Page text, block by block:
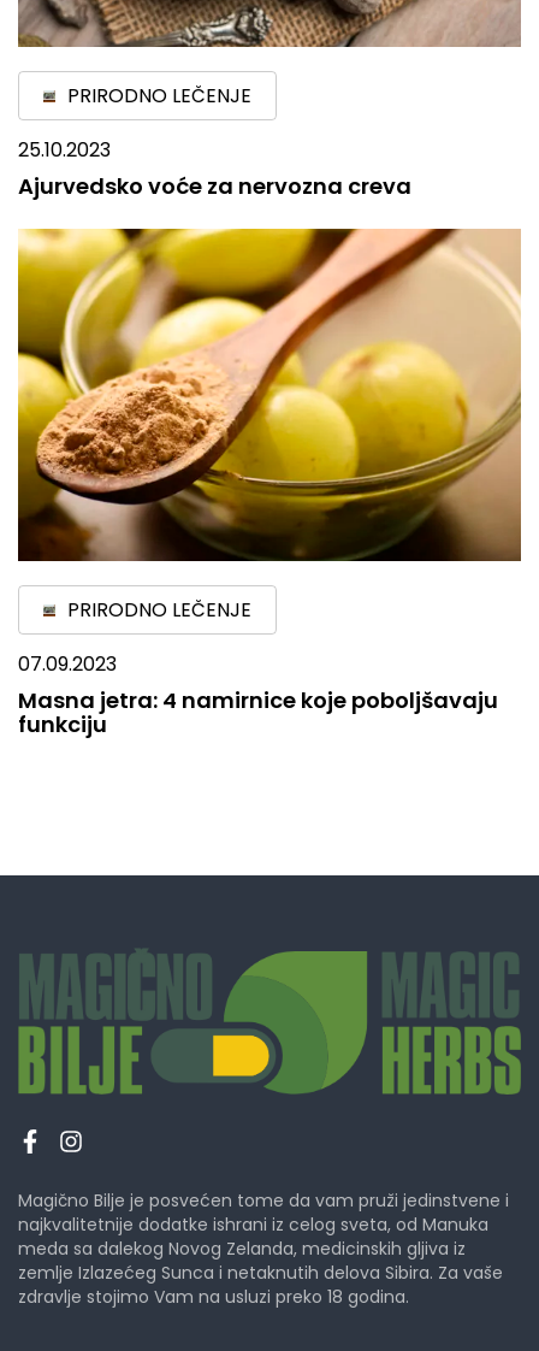
PRIRODNO LEČENJE
25.10.2023
Ajurvedsko voće za nervozna creva
PRIRODNO LEČENJE
07.09.2023
Masna jetra: 4 namirnice koje poboljšavaju
funkciju
Magično Bilje je posvećen tome da vam pruži jedinstvene i
najkvalitetnije dodatke ishrani iz celog sveta, od Manuka
meda sa dalekog Novog Zelanda, medicinskih gljiva iz
zemlje Izlazećeg Sunca i netaknutih delova Sibira. Za vaše
zdravlje stojimo Vam na usluzi preko 18 godina.